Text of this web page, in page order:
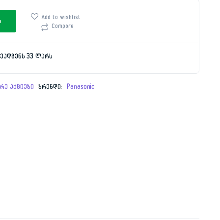
₾.
₾.
Add to wishlist
Compare
33 ლარს
აქციები ბრენდი: Panasonic